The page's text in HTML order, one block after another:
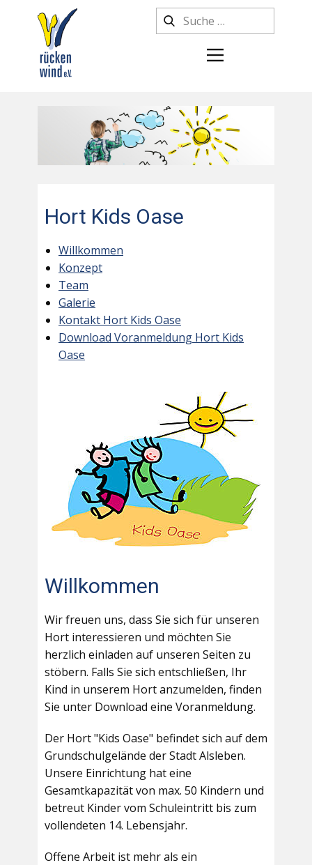
Hort Kids Oase
Willkommen
Konzept
Team
Galerie
Kontakt Hort Kids Oase
Download Voranmeldung Hort Kids
Oase
Willkommen
Wir freuen uns, dass Sie sich für unseren
Hort interessieren und möchten Sie
herzlich einladen auf unseren Seiten zu
stöbern. Falls Sie sich entschließen, Ihr
Kind in unserem Hort anzumelden, finden
Sie unter Download eine Voranmeldung.
Der Hort "Kids Oase" befindet sich auf dem
Grundschulgelände der Stadt Alsleben.
Unsere Einrichtung hat eine
Gesamtkapazität von max. 50 Kindern und
betreut Kinder vom Schuleintritt bis zum
vollendeten 14. Lebensjahr.
Offene Arbeit ist mehr als ein